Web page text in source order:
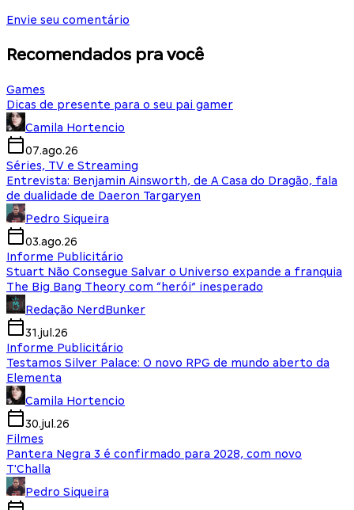
Envie seu comentário
Recomendados pra você
Games
Dicas de presente para o seu pai gamer
Camila Hortencio
07.ago.26
Séries, TV e Streaming
Entrevista: Benjamin Ainsworth, de A Casa do Dragão, fala
de dualidade de Daeron Targaryen
Pedro Siqueira
03.ago.26
Informe Publicitário
Stuart Não Consegue Salvar o Universo expande a franquia
The Big Bang Theory com “herói” inesperado
Redação NerdBunker
31.jul.26
Informe Publicitário
Testamos Silver Palace: O novo RPG de mundo aberto da
Elementa
Camila Hortencio
30.jul.26
Filmes
Pantera Negra 3 é confirmado para 2028, com novo
T'Challa
Pedro Siqueira